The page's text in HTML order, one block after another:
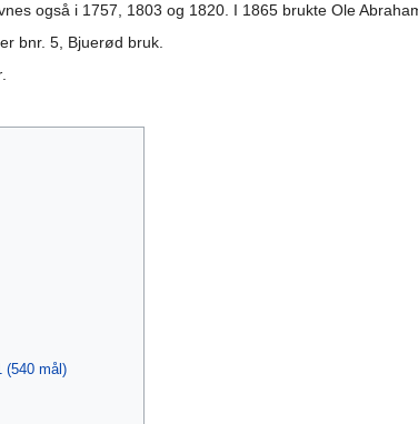
også i 1757, 1803 og 1820. I 1865 brukte Ole
bnr. 5, Bjuerød bruk.
.
(540 mål)